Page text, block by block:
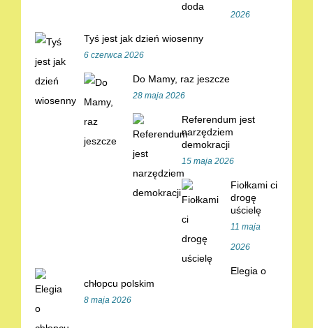
2026
Tyś jest jak dzień wiosenny
6 czerwca 2026
Do Mamy, raz jeszcze
28 maja 2026
Referendum jest
narzędziem
demokracji
15 maja 2026
Fiołkami ci
drogę
uścielę
11 maja
2026
Elegia o
chłopcu polskim
8 maja 2026